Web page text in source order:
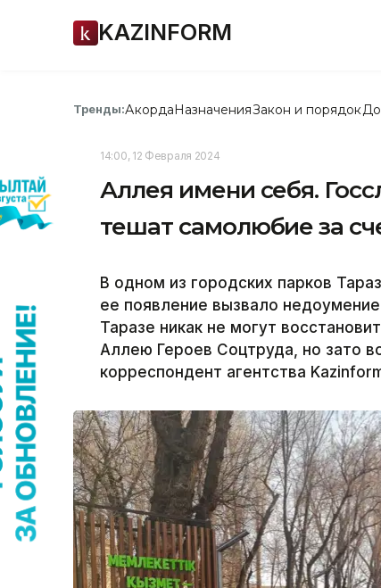
KAZINFORM
Тренды:АкордаНазначенияЗакон и порядок
14:00, 12 Февраля 2024
Аллея имени себя.
тешат самолюбие за
В одном из городских парков
ее появление вызвало
Таразе никак не могут
Аллею Героев Соцтруда, но зато
корреспондент агентства